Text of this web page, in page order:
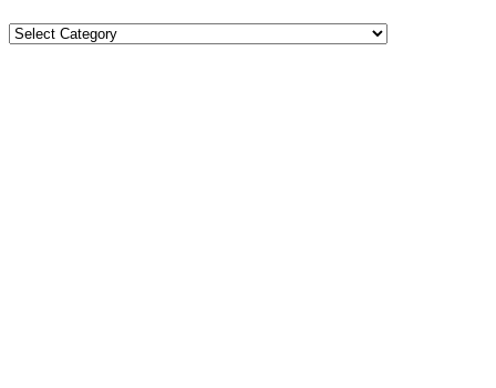
Categories